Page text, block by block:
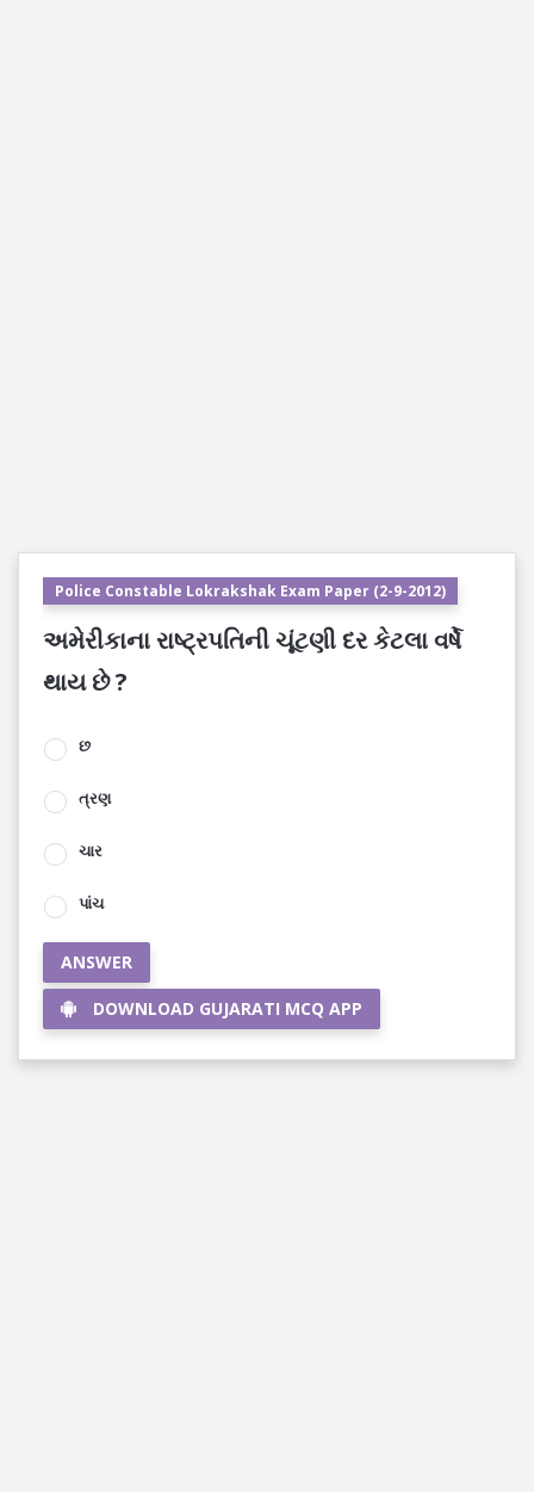
Police Constable Lokrakshak Exam Paper (2-9-2012)
અમેરીકાના રાષ્ટ્રપતિની ચૂંટણી દર કેટલા વર્ષે
થાય છે ?
છ
ત્રણ
ચાર
પાંચ
ANSWER
DOWNLOAD GUJARATI MCQ APP